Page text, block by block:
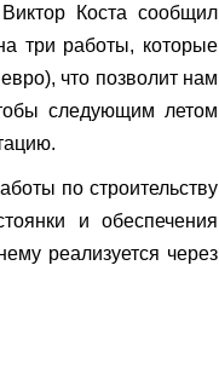
Коста сообщил
три работы, которые
что позволит нам
следующим летом
по строительству
и обеспечения
реализуется через